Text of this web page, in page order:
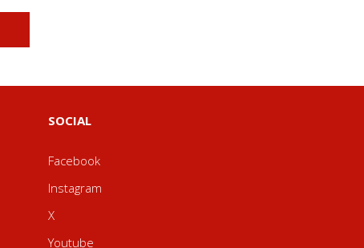
SOCIAL
Facebook
Instagram
X
Youtube